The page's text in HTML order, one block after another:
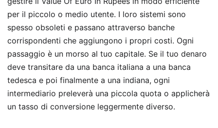
per il piccolo o medio utente. I loro sistemi sono
spesso obsoleti e passano attraverso banche
corrispondenti che aggiungono i propri costi. Ogni
passaggio è un morso al tuo capitale. Se il tuo denaro
deve transitare da una banca italiana a una banca
tedesca e poi finalmente a una indiana, ogni
intermediario preleverà una piccola quota o applicherà
un tasso di conversione leggermente diverso.